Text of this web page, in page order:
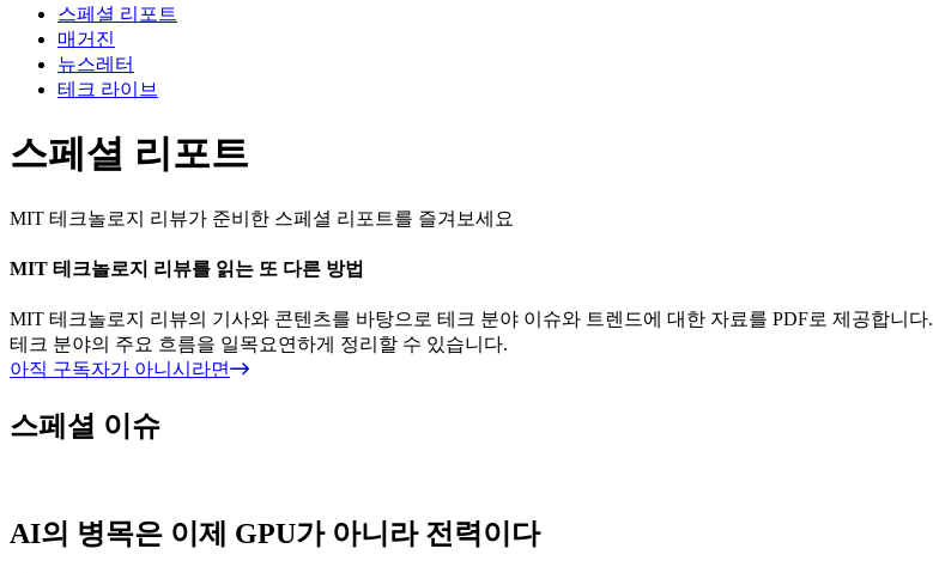
스페셜 리포트
매거진
뉴스레터
테크 라이브
스페셜 리포트
MIT 테크놀로지 리뷰가 준비한 스페셜 리포트를 즐겨보세요
MIT 테크놀로지 리뷰를 읽는 또 다른 방법
MIT 테크놀로지 리뷰의 기사와 콘텐츠를 바탕으로 테크 분야 이슈와 트렌드에 대한 자료를 PDF로 제공합니다.
테크 분야의 주요 흐름을 일목요연하게 정리할 수 있습니다.
아직 구독자가 아니시라면
스페셜 이슈
AI의 병목은 이제 GPU가 아니라 전력이다